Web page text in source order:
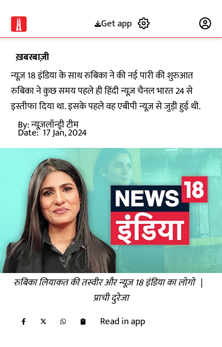
Get app
ख़बरबाज़ी
न्यूज़ 18 इंडिया के साथ रुबिका ने की नई पारी की शुरुआत
रुबिका ने कुछ समय पहले ही हिंदी न्यूज़ चैनल भारत 24 से
इस्तीफा दिया था. इसके पहले वह एबीपी न्यूज़ से जुड़ी हुई थी.
By:न्यूज़लॉन्ड्री टीम
Date: 17 Jan, 2024
रुबिका लियाकत की तस्वीर और न्यूज़ 18 इंडिया का लोगो |
प्राची दुरेजा
Read in app